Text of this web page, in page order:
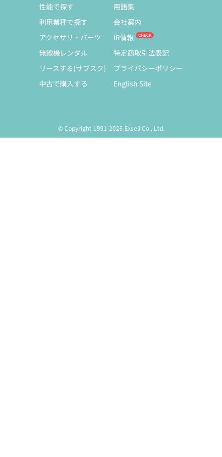
性能で探す
利用業種で探す
アクセサリ・パーツ
無線機レンタル
リースする(サブスク)
中古で購入する
用語集
会社案内
IR情報
特定商取引法表記
プライバシーポリシー
English Site
© Copyright 1991-2026 Exseli Co., Ltd.